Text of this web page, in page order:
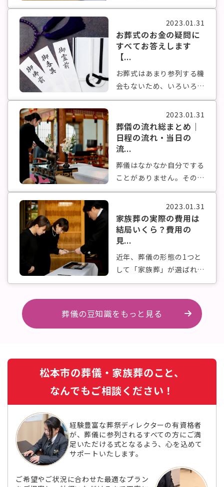
う儀式でよ...
2023.01.31
お葬式のお金の疑問に
すべてお答えします
【...
お葬式はあまり参列する機
会もないため、いろいろ勝
手がわから...
2023.01.31
葬儀の流れ総まとめ｜
日程の流れ・当日の
流...
葬儀はなかなか自分でする
ことがありません。そのた
め、いざ行...
2023.01.31
家族葬の実際の費用は
結局いくら？費用の
見...
近年、葬儀の形態の1つと
して「家族葬」が選ばれる
ケースが多...
葬儀の豆知識をもっと見る
松本市の葬儀・家族葬のこと、
なんでもご相談ください！
経験豊富な葬祭ディレクターの有資格者
が、葬儀に参列されるすべての方にご満
足いただける式となるよう、心を込めて
サポートいたします。
ご希望やご状況に合わせた最適なプラン